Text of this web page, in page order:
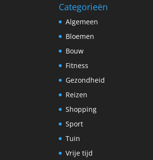
Categorieën
Algemeen
Bloemen
Bouw
Fitness
Gezondheid
Reizen
Shopping
Sport
Tuin
Vrije tijd